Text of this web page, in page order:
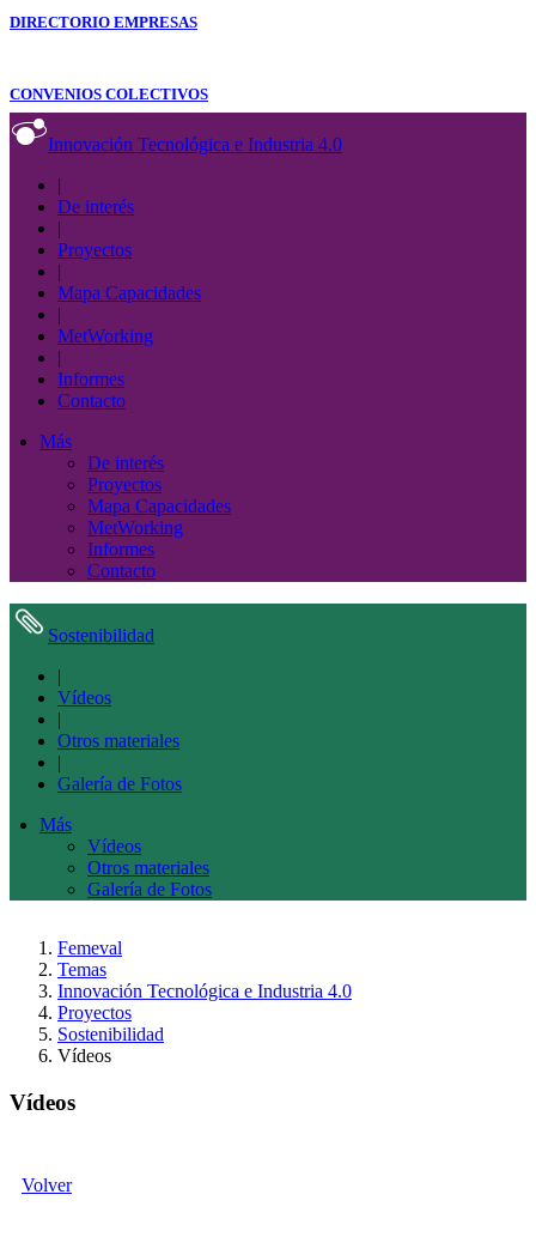
DIRECTORIO EMPRESAS
CONVENIOS COLECTIVOS
Innovación Tecnológica e Industria 4.0
|
De interés
|
Proyectos
|
Mapa Capacidades
|
MetWorking
|
Informes
Contacto
Más
De interés
Proyectos
Mapa Capacidades
MetWorking
Informes
Contacto
Sostenibilidad
|
Vídeos
|
Otros materiales
|
Galería de Fotos
Más
Vídeos
Otros materiales
Galería de Fotos
Femeval
Temas
Innovación Tecnológica e Industria 4.0
Proyectos
Sostenibilidad
Vídeos
Vídeos
Volver